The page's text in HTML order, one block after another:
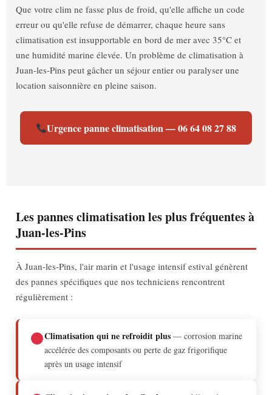
Que votre clim ne fasse plus de froid, qu'elle affiche un code
erreur ou qu'elle refuse de démarrer, chaque heure sans
climatisation est insupportable en bord de mer avec 35°C et
une humidité marine élevée. Un problème de climatisation à
Juan-les-Pins peut gâcher un séjour entier ou paralyser une
location saisonnière en pleine saison.
Urgence panne climatisation — 06 64 08 27 88
Les pannes climatisation les plus fréquentes à
Juan-les-Pins
À Juan-les-Pins, l'air marin et l'usage intensif estival génèrent
des pannes spécifiques que nos techniciens rencontrent
régulièrement :
Climatisation qui ne refroidit plus— corrosion marine
accélérée des composants ou perte de gaz frigorifique
après un usage intensif